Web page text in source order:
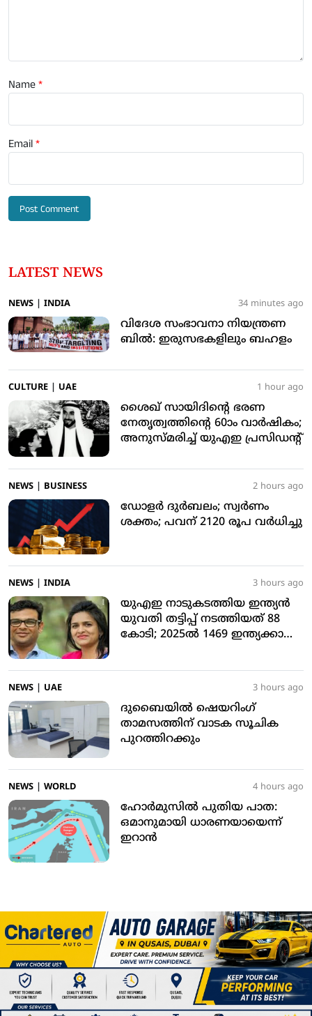
Name*
Email*
LATEST NEWS
NEWS INDIA 34 minutes ago
വിദേശ സംഭാവനാ നിയന്ത്രണ
ബില്‍: ഇരുസഭകളിലും ബഹളം
CULTURE UAE 1 hour ago
ശൈഖ് സായിദിന്റെ ഭരണ
നേതൃത്വത്തിന്റെ 60ാം വാര്‍ഷികം;
അനുസ്മരിച്ച് യുഎഇ പ്രസിഡന്റ്
NEWS BUSINESS 2 hours ago
ഡോളര്‍ ദുര്‍ബലം; സ്വര്‍ണം
ശക്തം; പവന് 2120 രൂപ വര്‍ധിച്ചു
NEWS INDIA 3 hours ago
യുഎഇ നാടുകടത്തിയ ഇന്ത്യന്‍
യുവതി തട്ടിപ്പ് നടത്തിയത് 88
കോടി; 2025ല്‍ 1469 ഇന്ത്യക്കാരെ
NEWS UAE 3 hours ago
ദുബൈയില്‍ ഷെയറിംഗ്
താമസത്തിന് വാടക സൂചിക
പുറത്തിറക്കും
NEWS WORLD 4 hours ago
ഹോര്‍മുസില്‍ പുതിയ പാത:
ഒമാനുമായി ധാരണയായെന്ന്
ഇറാന്‍